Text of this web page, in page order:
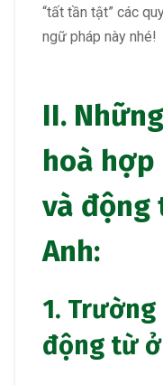
“tất tần tật” các
ngữ pháp này nhé!
II.
hoà
và
Anh:
1.
động từ